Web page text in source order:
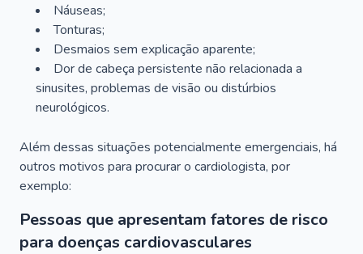
Náuseas;
Tonturas;
Desmaios sem explicação aparente;
Dor de cabeça persistente não relacionada a
sinusites, problemas de visão ou distúrbios
neurológicos.
Além dessas situações potencialmente emergenciais, há
outros motivos para procurar o cardiologista, por
exemplo:
Pessoas que apresentam fatores de risco
para doenças cardiovasculares